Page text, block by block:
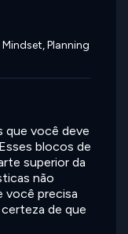
Planning
que você deve
blocos de
superior da
não
você precisa
de que